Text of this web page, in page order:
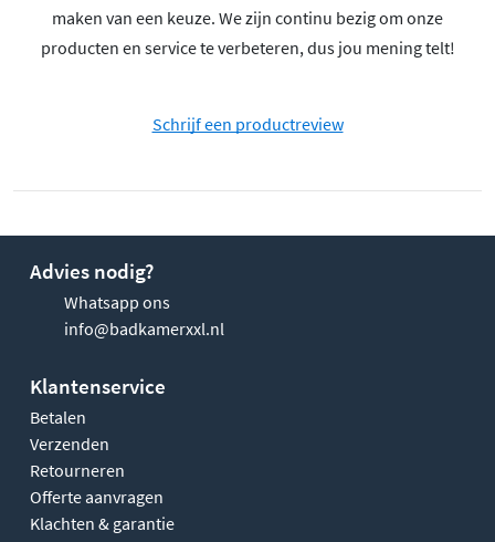
maken van een keuze. We zijn continu bezig om onze
producten en service te verbeteren, dus jou mening telt!
Schrijf een productreview
Advies nodig?
Whatsapp ons
info@badkamerxxl.nl
Klantenservice
Betalen
Verzenden
Retourneren
Offerte aanvragen
Klachten & garantie